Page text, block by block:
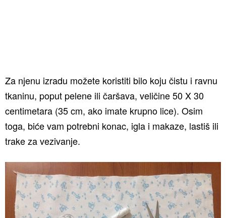
Za njenu izradu možete koristiti bilo koju čistu i ravnu
tkaninu, poput pelene ili čaršava, veličine 50 X 30
centimetara (35 cm, ako imate krupno lice). Osim
toga, biće vam potrebni konac, igla i makaze, lastiš ili
trake za vezivanje.